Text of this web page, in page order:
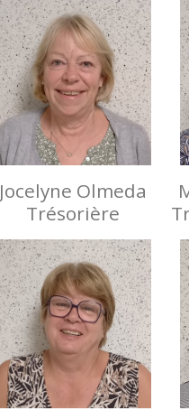
Jocelyne Olmeda
Trésorière